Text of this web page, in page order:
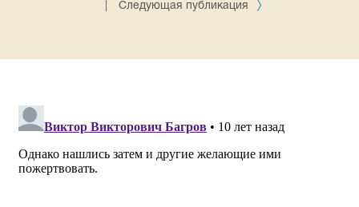
Следующая публикация